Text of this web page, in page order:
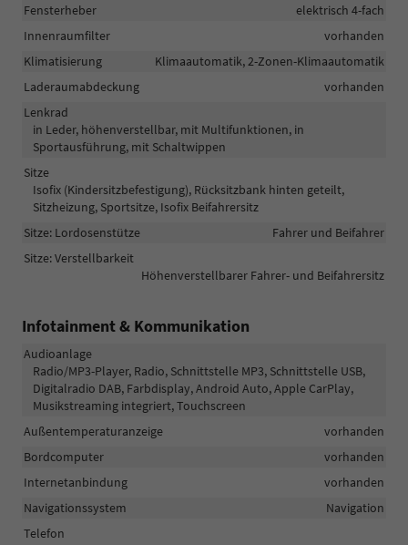
Fensterheber
elektrisch 4-fach
Innenraumfilter
vorhanden
Klimatisierung
Klimaautomatik, 2-Zonen-Klimaautomatik
Laderaumabdeckung
vorhanden
Lenkrad
in Leder, höhenverstellbar, mit Multifunktionen, in
Sportausführung, mit Schaltwippen
Sitze
Isofix (Kindersitzbefestigung), Rücksitzbank hinten geteilt,
Sitzheizung, Sportsitze, Isofix Beifahrersitz
Sitze: Lordosenstütze
Fahrer und Beifahrer
Sitze: Verstellbarkeit
Höhenverstellbarer Fahrer- und Beifahrersitz
Infotainment & Kommunikation
Audioanlage
Radio/MP3-Player, Radio, Schnittstelle MP3, Schnittstelle USB,
Digitalradio DAB, Farbdisplay, Android Auto, Apple CarPlay,
Musikstreaming integriert, Touchscreen
Außentemperaturanzeige
vorhanden
Bordcomputer
vorhanden
Internetanbindung
vorhanden
Navigationssystem
Navigation
Telefon